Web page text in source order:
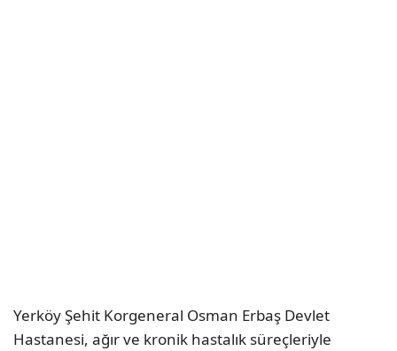
Yerköy Şehit Korgeneral Osman Erbaş Devlet
Hastanesi, ağır ve kronik hastalık süreçleriyle